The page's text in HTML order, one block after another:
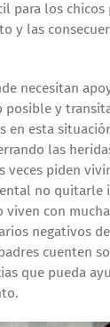
para los chicos
y las
necesitan
posible y
en esta
las
veces piden
no quitarle
viven con
negativos
cuenten
que pueda